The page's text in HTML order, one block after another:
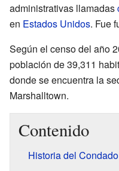
administrativas llamadas
en Estados Unidos. Fue
Según el censo del año
población de 39,311
donde se encuentra la
Marshalltown.
Contenido
Historia del